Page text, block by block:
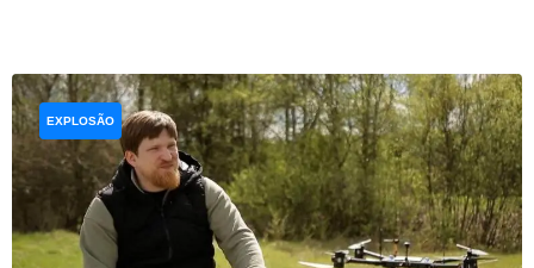
EXPLOSÃO